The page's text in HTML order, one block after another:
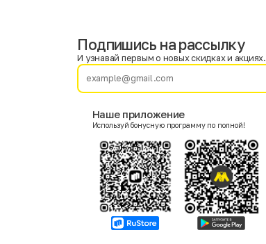
Фамилия
Женский
Согласие на получение чеков по электронной почте
Подпишись на рассылку
И узнавай первым о новых скидках и акциях.
Наше приложение
Используй бонусную программу по полной!